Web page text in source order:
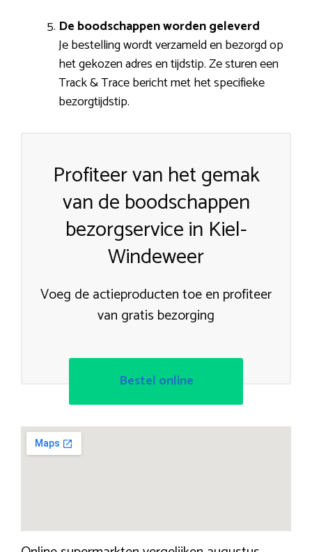
De boodschappen worden geleverd
Je bestelling wordt verzameld en bezorgd op
het gekozen adres en tijdstip. Ze sturen een
Track & Trace bericht met het specifieke
bezorgtijdstip.
Profiteer van het gemak
van de boodschappen
bezorgservice in Kiel-
Windeweer
Voeg de actieproducten toe en profiteer
van gratis bezorging
Bestel online